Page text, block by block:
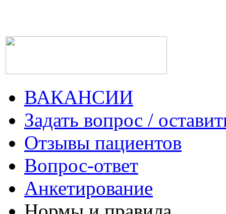
ВАКАНСИИ
Задать вопрос /
Отзывы пациентов
Вопрос-ответ
Анкетирование